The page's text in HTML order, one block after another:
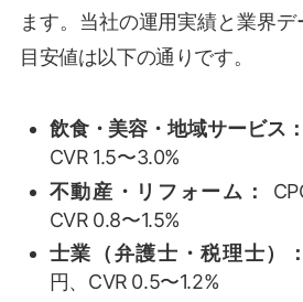
ます。当社の運用実績と業界
目安値は以下の通りです。
飲食・美容・地域サービス：
CVR 1.5〜3.0%
不動産・リフォーム：
CVR 0.8〜1.5%
士業（弁護士・税理士）：
円、CVR 0.5〜1.2%